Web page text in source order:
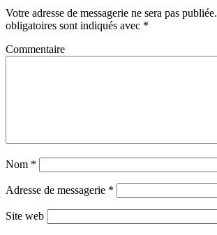
Votre adresse de messagerie ne sera pas publiée.
obligatoires sont indiqués avec *
Commentaire
Nom *
Adresse de messagerie *
Site web